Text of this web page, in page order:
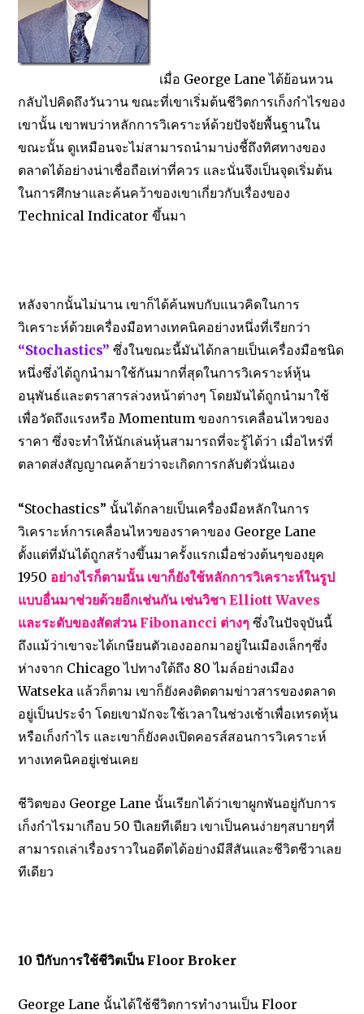
เมื่อ George Lane ได้ย้อนหวน
กลับไปคิดถึงวันวาน ขณะที่เขาเริ่มต้นชีวิตการเก็งกำไรของ
เขานั้น เขาพบว่าหลักการวิเคราะห์ด้วยปัจจัยพื้นฐานใน
ขณะนั้น ดูเหมือนจะไม่สามารถนำมาบ่งชี้ถึงทิศทางของ
ตลาดได้อย่างน่าเชื่อถือเท่าที่ควร และนั่นจึงเป็นจุดเริ่มต้น
ในการศึกษาและค้นคว้าของเขาเกี่ยวกับเรื่องของ
Technical Indicator ขึ้นมา
หลังจากนั้นไม่นาน เขาก็ได้ค้นพบกับแนวคิดในการ
วิเคราะห์ด้วยเครื่องมือทางเทคนิคอย่างหนึ่งที่เรียกว่า
“Stochastics” ซึ่งในขณะนี้มันได้กลายเป็นเครื่องมือชนิด
หนึ่งซึ่งได้ถูกนำมาใช้กันมากที่สุดในการวิเคราะห์หุ้น
อนุพันธ์และตราสารล่วงหน้าต่างๆ โดยมันได้ถูกนำมาใช้
เพื่อวัดถึงแรงหรือ Momentum ของการเคลื่อนไหวของ
ราคา ซึ่งจะทำให้นักเล่นหุ้นสามารถที่จะรู้ได้ว่า เมื่อไหร่ที่
ตลาดส่งสัญญาณคล้ายว่าจะเกิดการกลับตัวนั่นเอง
“Stochastics” นั้นได้กลายเป็นเครื่องมือหลักในการ
วิเคราะห์การเคลื่อนไหวของราคาของ George Lane
ตั้งแต่ที่มันได้ถูกสร้างขึ้นมาครั้งแรกเมื่อช่วงต้นๆของยุค
1950 อย่างไรก็ตามนั้น เขาก็ยังใช้หลักการวิเคราะห์ในรูป
แบบอื่นมาช่วยด้วยอีกเช่นกัน เช่นวิชา Elliott Waves
และระดับของสัดส่วน Fibonancci ต่างๆ ซึ่งในปัจจุบันนี้
ถึงแม้ว่าเขาจะได้เกษียนตัวเองออกมาอยู่ในเมืองเล็กๆซึ่ง
ห่างจาก Chicago ไปทางใต้ถึง 80 ไมล์อย่างเมือง
Watseka แล้วก็ตาม เขาก็ยังคงติดตามข่าวสารของตลาด
อยู่เป็นประจำ โดยเขามักจะใช้เวลาในช่วงเช้าเพื่อเทรดหุ้น
หรือเก็งกำไร และเขาก็ยังคงเปิดคอรส์สอนการวิเคราะห์
ทางเทคนิคอยู่เช่นเคย
ชีวิตของ George Lane นั้นเรียกได้ว่าเขาผูกพันอยู่กับการ
เก็งกำไรมาเกือบ 50 ปีเลยทีเดียว เขาเป็นคนง่ายๆสบายๆที่
สามารถเล่าเรื่องราวในอดีตได้อย่างมีสีสันและชีวิตชีวาเลย
ทีเดียว
10 ปีกับการใช้ชีวิตเป็น Floor Broker
George Lane นั้นได้ใช้ชีวิตการทำงานเป็น Floor